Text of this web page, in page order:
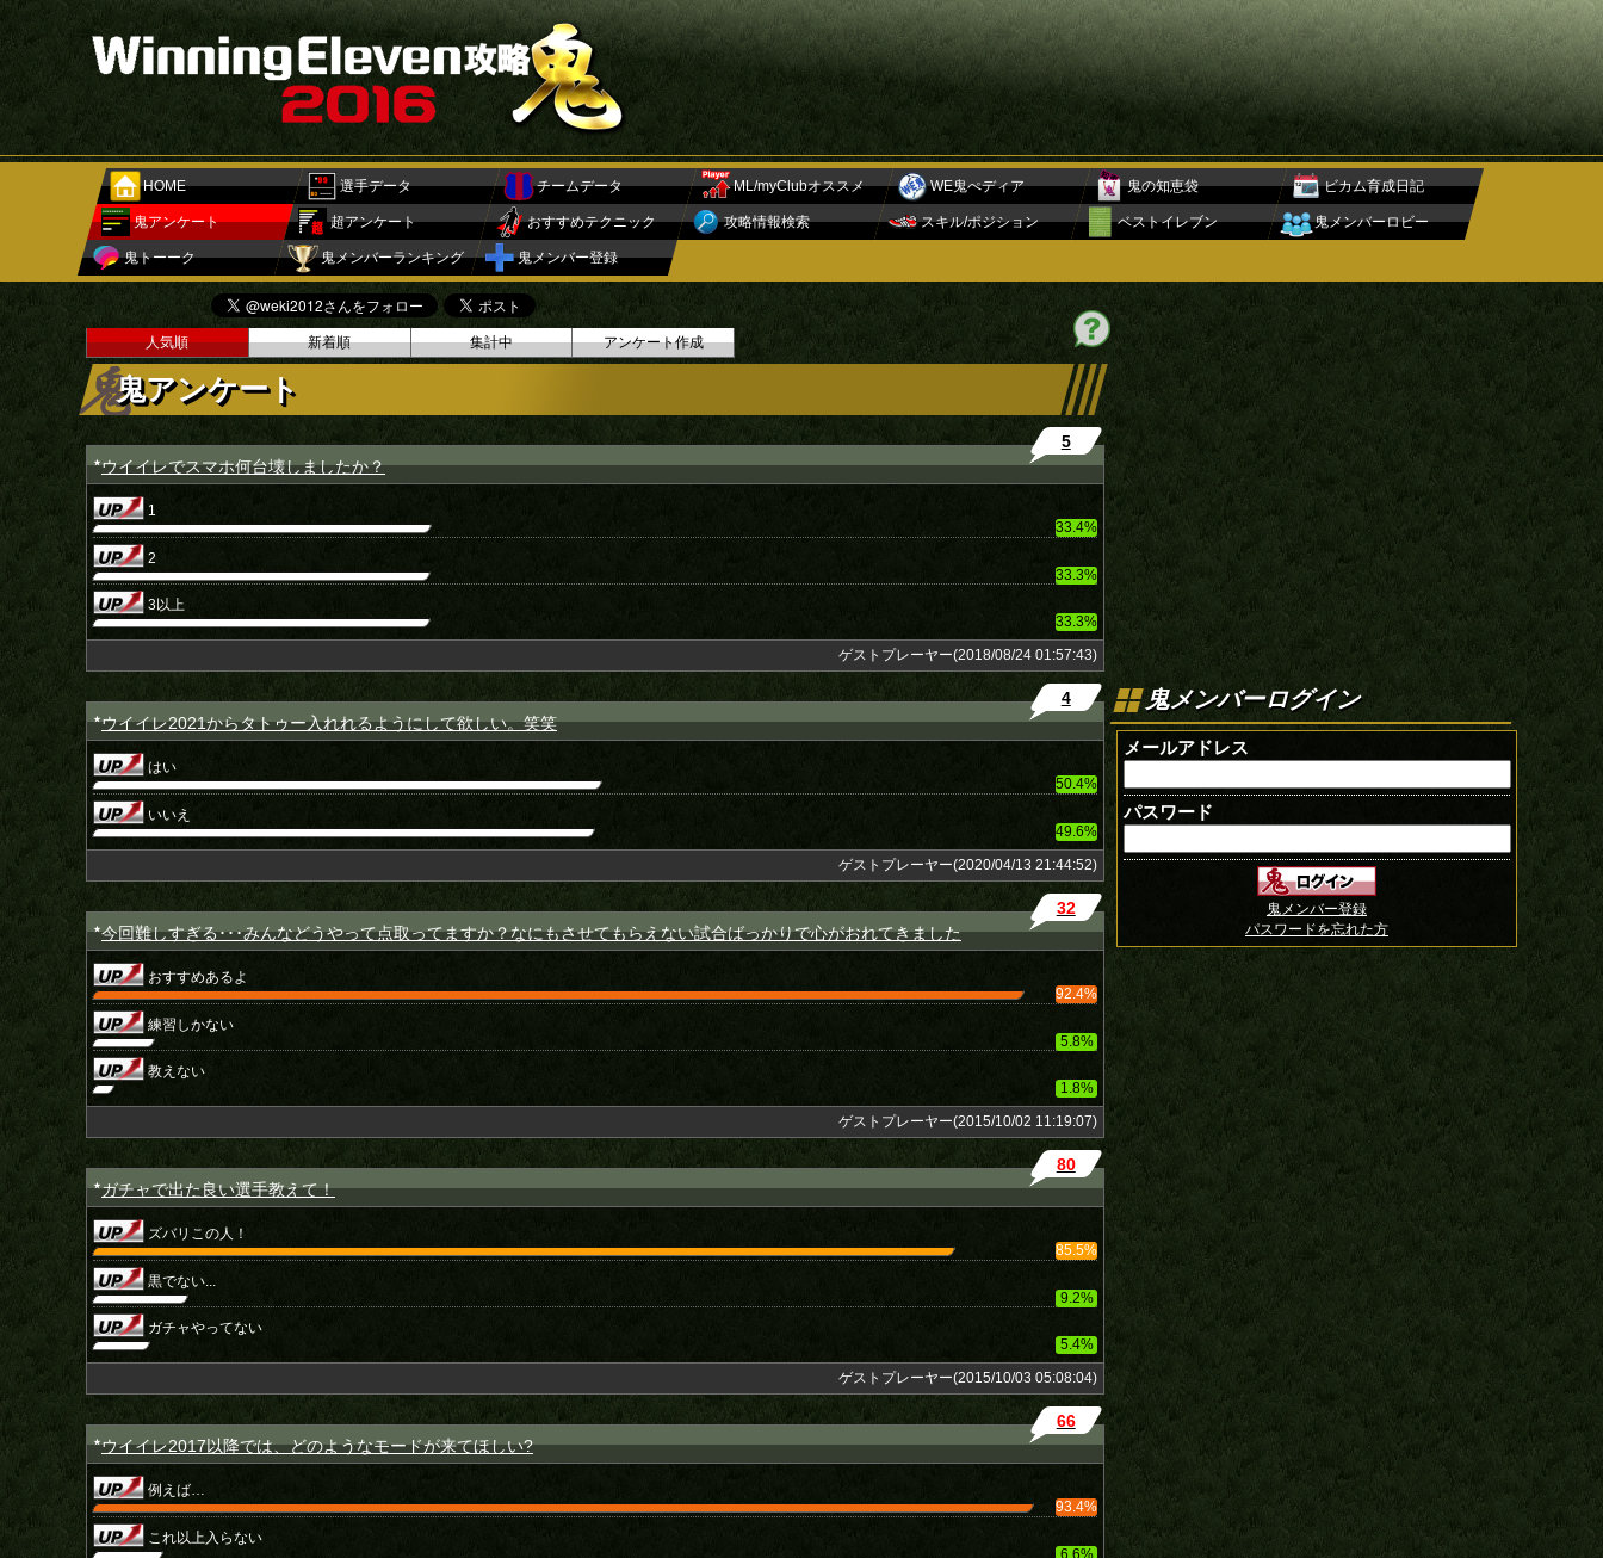
HOME 選手データ チームデータ ML/myClubオススメ WE鬼ぺディア 鬼の知恵袋 ビカム育成日記
鬼アンケート 超アンケート おすすめテクニック 攻略情報検索 スキル/ポジション ベストイレブン 鬼メンバーロビー
鬼トーーク 鬼メンバーランキング 鬼メンバー登録
人気順 新着順 集計中 アンケート作成
鬼アンケート
★ウイイレでスマホ何台壊しましたか？
5
1
33.4%
2
33.3%
3以上
33.3%
ゲストプレーヤー(2018/08/24 01:57:43)
★ウイイレ2021からタトゥー入れれるようにして欲しい。笑笑
4
はい
50.4%
いいえ
49.6%
ゲストプレーヤー(2020/04/13 21:44:52)
★今回難しすぎる･･･みんなどうやって点取ってますか？なにもさせてもらえない試合ばっかりで心がおれてきました
32
おすすめあるよ
92.4%
練習しかない
5.8%
教えない
1.8%
ゲストプレーヤー(2015/10/02 11:19:07)
★ガチャで出た良い選手教えて！
80
ズバリこの人！
85.5%
黒でない...
9.2%
ガチャやってない
5.4%
ゲストプレーヤー(2015/10/03 05:08:04)
★ウイイレ2017以降では、どのようなモードが来てほしい?
66
例えば…
93.4%
これ以上入らない
6.6%
鬼メンバーログイン
メールアドレス
パスワード
鬼メンバー登録
パスワードを忘れた方